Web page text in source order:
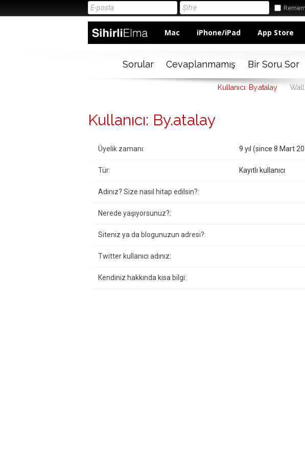
Mac iPhone/iPad App Store
Sorular Cevaplanmamış Bir Soru Sor
Kullanıcı: By.atalay Wall
Kullanıcı: By.atalay
Üyelik zamanı: 9 yıl (since 8 Mart
Tür: Kayıtlı kullanıcı
Adınız? Size nasıl hitap edilsin?:
Nerede yaşıyorsunuz?:
Siteniz ya da blogunuzun adresi?:
Twitter kullanıcı adınız:
Kendiniz hakkında kısa bilgi: